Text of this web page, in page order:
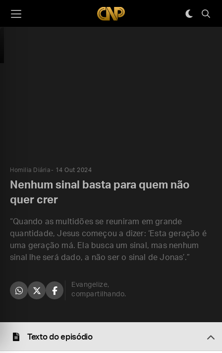
Homilia Diária 14 Out 2024
Nenhum sinal basta para quem não
quer crer
“Quando as multidões se reuniram em grande
quantidade, Jesus começou a dizer: ‘Esta geração é
uma geração má. Ela busca um sinal, mas nenhum
sinal lhe será dado, a não ser o sinal de Jonas’.”
Evangelize,
compartilhando.
Texto do episódio